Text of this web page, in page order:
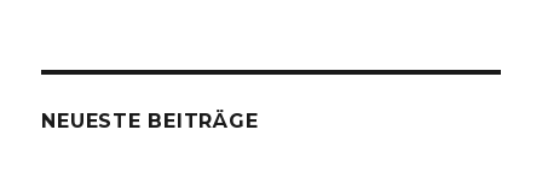
NEUESTE BEITRÄGE